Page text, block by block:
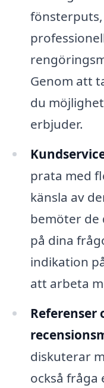
Genom att
du
erbjuder.
prata med
känsla av
bemöter de
på dina
indikation
att arbeta
Referenser
diskuterar
också fråga